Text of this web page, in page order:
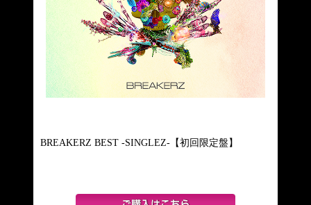
BREAKERZ BEST -SINGLEZ-【初回限定盤】